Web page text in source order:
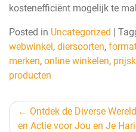
kostenefficiënt mogelijk te
Posted in Uncategorized |
webwinkel, diersoorten,
merken, online winkelen,
producten
Ontdek de Diverse
en Actie voor Jou en Je